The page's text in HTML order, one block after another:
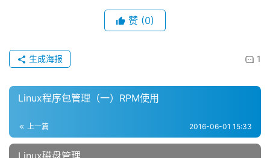
赞 (0)
1
生成海报
Linux程序包管理（一）RPM使用
上一篇 2016-06-01 15:33
Linux磁盘管理